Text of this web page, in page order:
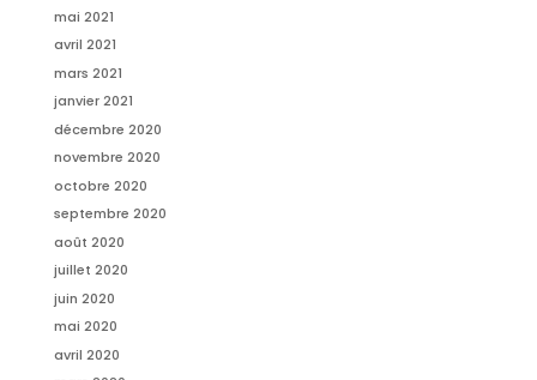
mai 2021
avril 2021
mars 2021
janvier 2021
décembre 2020
novembre 2020
octobre 2020
septembre 2020
août 2020
juillet 2020
juin 2020
mai 2020
avril 2020